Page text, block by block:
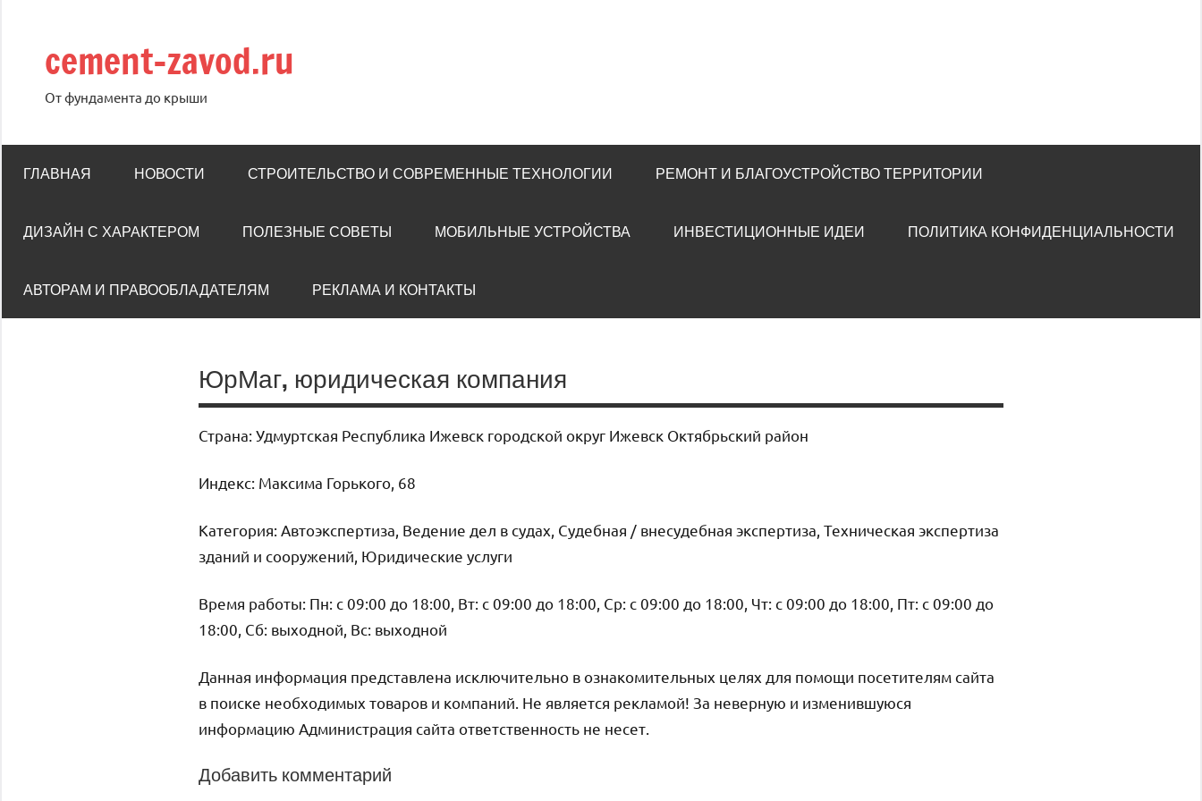
содержимому
cement-zavod.ru
От фундамента до крыши
ГЛАВНАЯ НОВОСТИ СТРОИТЕЛЬСТВО И СОВРЕМЕННЫЕ ТЕХНОЛОГИИ РЕМОНТ И БЛАГОУСТРОЙСТВО ТЕРРИТОРИИ
ДИЗАЙН С ХАРАКТЕРОМ ПОЛЕЗНЫЕ СОВЕТЫ МОБИЛЬНЫЕ УСТРОЙСТВА ИНВЕСТИЦИОННЫЕ ИДЕИ ПОЛИТИКА КОНФИДЕНЦИАЛЬНОСТИ
АВТОРАМ И ПРАВООБЛАДАТЕЛЯМ РЕКЛАМА И КОНТАКТЫ
ЮрМаг, юридическая компания
Страна: Удмуртская Республика Ижевск городской округ Ижевск Октябрьский район
Индекс: Максима Горького, 68
Категория: Автоэкспертиза, Ведение дел в судах, Судебная / внесудебная экспертиза, Техническая экспертиза
зданий и сооружений, Юридические услуги
Время работы: Пн: с 09:00 до 18:00, Вт: с 09:00 до 18:00, Ср: с 09:00 до 18:00, Чт: с 09:00 до 18:00, Пт: с 09:00 до
18:00, Сб: выходной, Вс: выходной
Данная информация представлена исключительно в ознакомительных целях для помощи посетителям сайта
в поиске необходимых товаров и компаний. Не является рекламой! За неверную и изменившуюся
информацию Администрация сайта ответственность не несет.
Добавить комментарий